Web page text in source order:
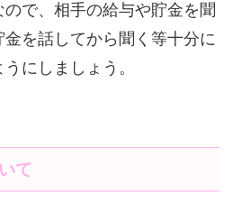
で、相手の給与や貯金を聞
を話してから聞く等十分に
にしましょう。
て